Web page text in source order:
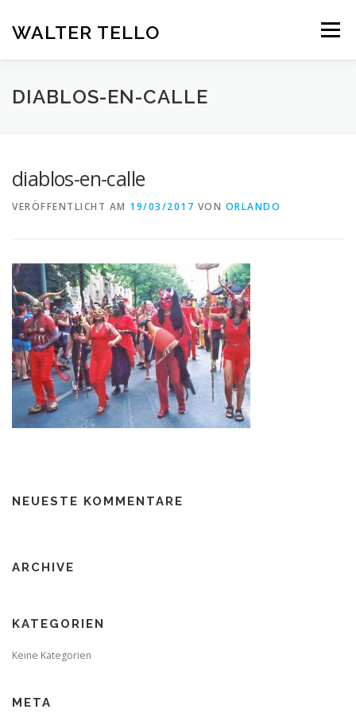
springen
WALTER TELLO Menü
HOME GALERIE KUNST IM KONTEXT
DIABLOS-EN-CALLE
diablos-en-calle
VERÖFFENTLICHT AM 19/03/2017 VON ORLANDO
NEUESTE KOMMENTARE
ARCHIVE
KATEGORIEN
Keine Kategorien
META